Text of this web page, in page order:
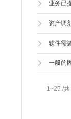
业务已
资产调剂
软件需
一般的
1~25 /共